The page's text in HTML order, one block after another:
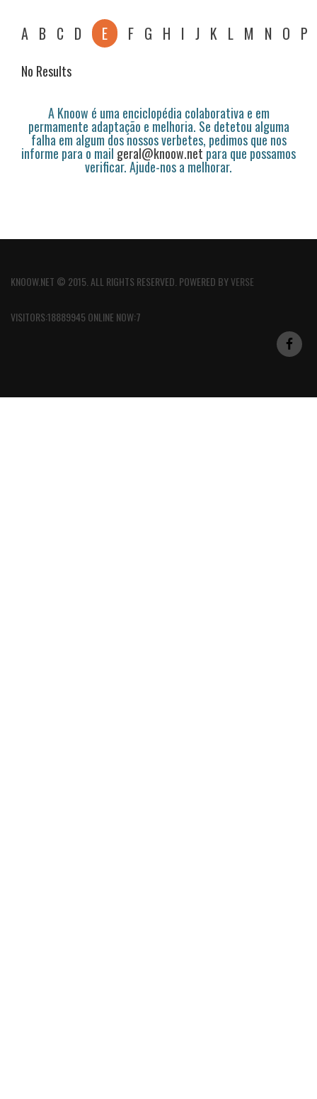
A B C D E F G H I J K L M N O P
No Results
A Knoow é uma enciclopédia colaborativa e em
permamente adaptação e melhoria. Se detetou alguma
falha em algum dos nossos verbetes, pedimos que nos
informe para o mail geral@knoow.netpara que possamos
verificar. Ajude-nos a melhorar.
KNOOW.NET © 2015. ALL RIGHTS RESERVED. POWERED BYVERSE
VISITORS:18889945 ONLINE NOW:7